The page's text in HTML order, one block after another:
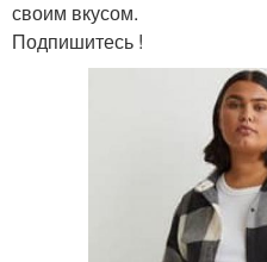
своим вкусом.
Подпишитесь !